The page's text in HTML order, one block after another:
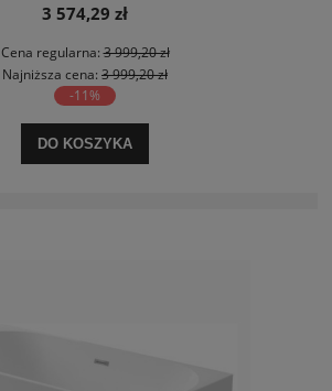
3 574,29 zł
Cena regularna:3 999,20 zł
Najniższa cena: 3 999,20 zł
-11%
DO KOSZYKA